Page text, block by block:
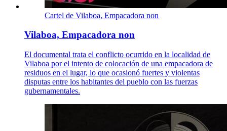
Cartel de Vilaboa, Empacadora non
Vilaboa, Empacadora non
El documental trata el conflicto ocurrido en la localidad de
Vilaboa por el intento de colocación de una empacadora de
residuos en el lugar, lo que ocasionó fuertes y violentas
disputas entre los habitantes del pueblo con las fuerzas
gubernamentales.